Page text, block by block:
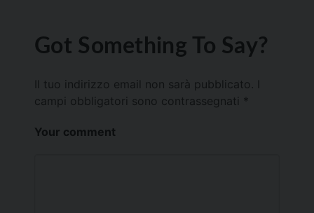
Got Something To Say?
Il tuo indirizzo email non sarà pubblicato.
campi obbligatori sono contrassegnati *
Your comment